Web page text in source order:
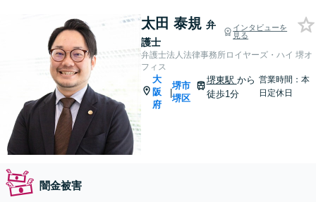
太田 泰規 弁
護士
インタビューを
見る
弁護士法人法律事務所ロイヤーズ・ハイ 堺オ
フィス
大
阪
府
|
堺市
堺区
堺東駅 から
徒歩1分
営業時間：本
日定休日
闇金被害